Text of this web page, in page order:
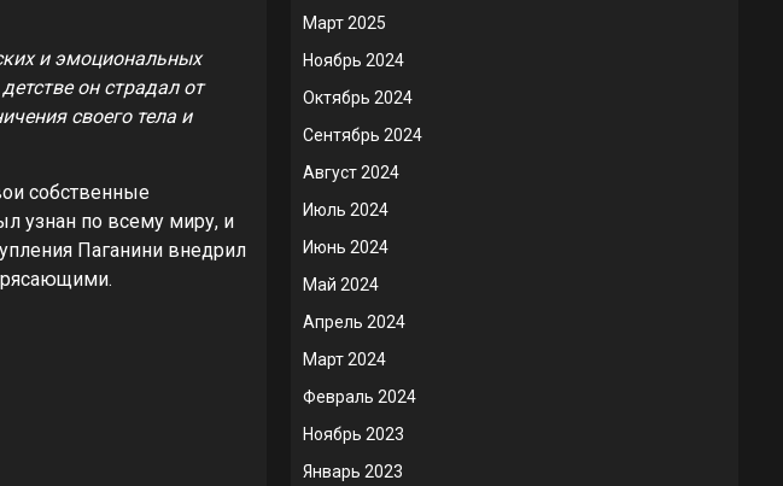
и эмоциональных
он страдал от
своего тела и
собственные
узнан по всему миру, и
Паганини внедрил
Март 2025
Ноябрь 2024
Октябрь 2024
Сентябрь 2024
Август 2024
Июль 2024
Июнь 2024
Май 2024
Апрель 2024
Март 2024
Февраль 2024
Ноябрь 2023
Январь 2023